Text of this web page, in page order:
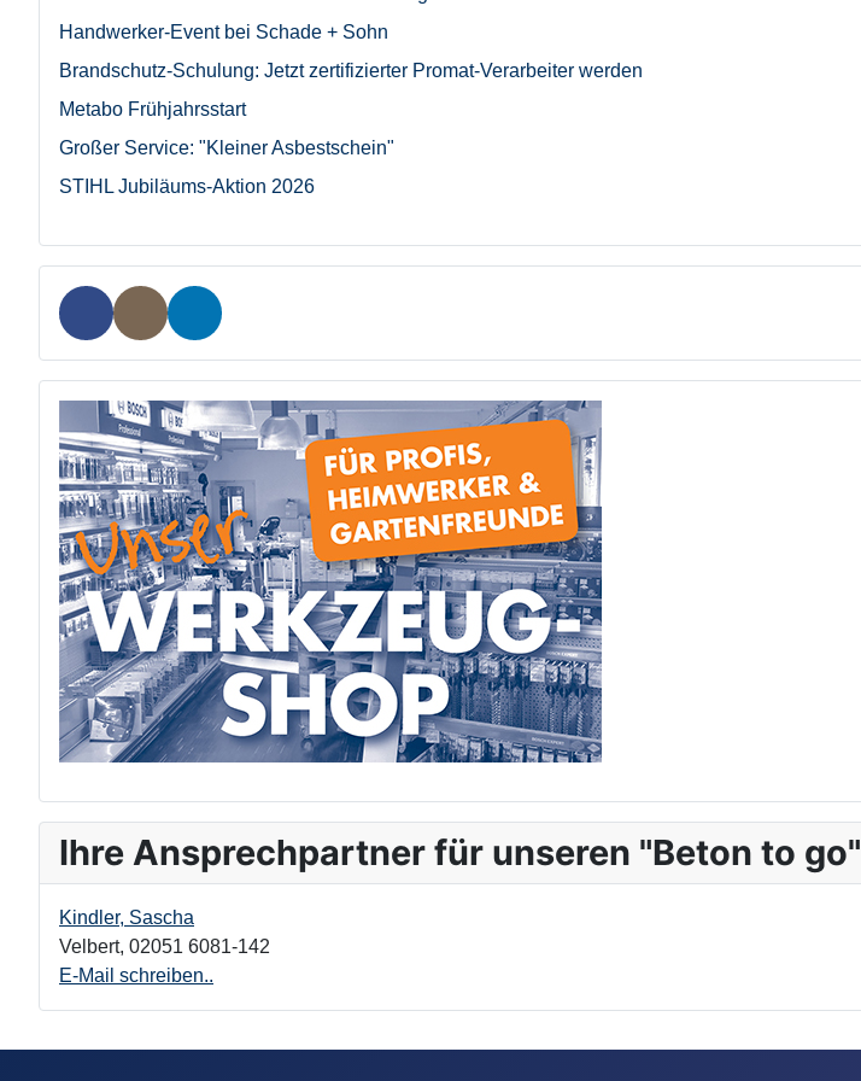
Handwerker-Event bei Schade + Sohn
Brandschutz-Schulung: Jetzt zertifizierter Promat-Verarbeiter werden
Metabo Frühjahrsstart
Großer Service: "Kleiner Asbestschein"
STIHL Jubiläums-Aktion 2026
Ihre Ansprechpartner für unseren "Beton to go"
Kindler, Sascha
Velbert, 02051 6081-142
E-Mail schreiben..